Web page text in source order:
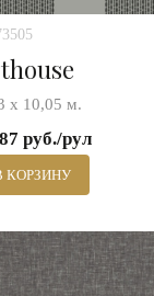
х 10,05 м.
руб./рул
КОРЗИНУ